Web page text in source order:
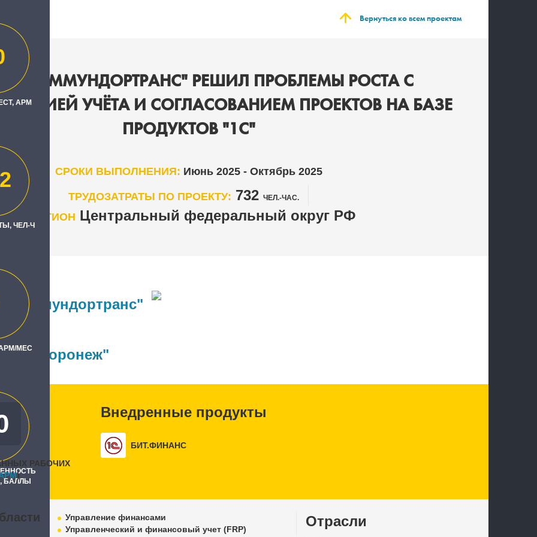
Вернуться ко всем проектам
РЕШИЛ ПРОБЛЕМЫ РОСТА С
УЧЁТА И СОГЛАСОВАНИЕМ ПРОЕКТОВ НА БАЗЕ
ПРОДУКТОВ "1С"
СРОКИ ВЫПОЛНЕНИЯ: Июнь 2025 - Октябрь 2025
ТРУДОЗАТРАТЫ ПО ПРОЕКТУ: 732 ЧЕЛ.-ЧАС.
РЕГИОН Центральный федеральный округ РФ
АРМ
ЧЕЛ-Ч
МЕС
БАЛЛЫ
Бит, Воронеж"
РАБОЧИХ
)
Внедренные продукты
БИТ.ФИНАНС
Управление финансами
Управленческий и финансовый учет (FRP)
Отрасли